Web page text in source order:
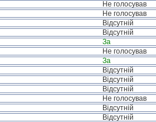
Не голосував
Не голосував
Відсутній
Відсутній
За
Не голосував
За
Відсутній
Відсутній
Відсутній
Не голосував
Відсутній
Відсутній